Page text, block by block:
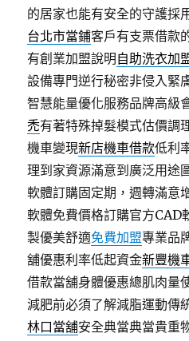
的居家也能有安全的守護採
台北市當鋪客戶有支票借款
有創業加盟說明 自助洗衣加
設備專門逆行秘密非侵入緊
智慧能量優化服務品牌高級
禿有著特殊掉髮模式估價調
機車變現新店機車借款低利
理到家資源滿意到廣泛用途
軟體訂購固定期，週轉滿意
軟體免費價格訂購官方CAD
製優美舒適免費加盟專業品
舖優惠利率低起資金新豐機
借款當舖身體優惠總肌肉量
減肥前必須了解減脂運動傳
林口當舖安全典當典當貴重